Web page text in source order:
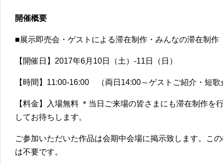
開催概要
■展示即売会・ゲストによる滞在制作・みんなの滞在制作
【開催日】2017年6月10日（土）-11日（日）
【時間】11:00-16:00 （両日14:00～ゲストご紹介・短歌
【料金】入場無料 ＊当日ご来場の皆さまにも滞在制作を
してお待ちします。
ご参加いただいた作品は会期中会場に掲示致します。こ
は不要です。